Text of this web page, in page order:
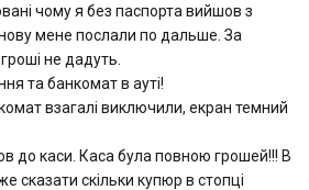
чому я без паспорта вийшов з
мене послали по дальше. За
не дадуть.
та банкомат в ауті!
взагалі виключили, екран темний
до каси. Каса була повною грошей!!! В
сказати скільки купюр в стопці